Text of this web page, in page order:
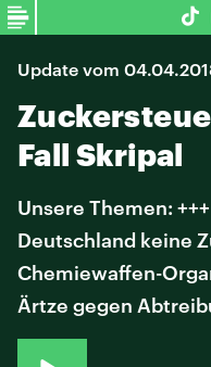
Update vom
Fall Skripal
Unsere Themen:
Deutschland keine
Chemiewaffen-
Ärtze gegen